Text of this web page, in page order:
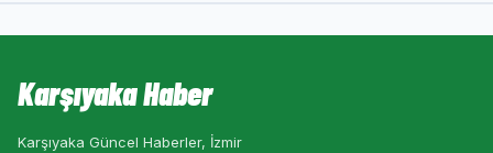
Karşıyaka Haber
Karşıyaka Güncel Haberler, İzmir